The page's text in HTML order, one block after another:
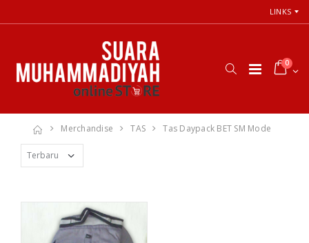
LINKS
0
Merchandise TAS Tas Daypack BET SM Mode